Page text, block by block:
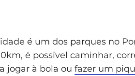
é um dos parques no
é possível caminhar,
jogar à bola ou fazer um